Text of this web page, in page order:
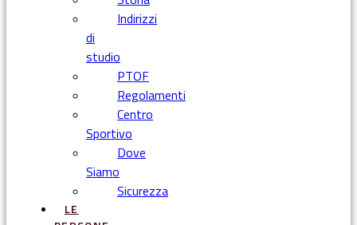
Indirizzi
di
studio
PTOF
Regolamenti
Centro
Sportivo
Dove
Siamo
Sicurezza
LE